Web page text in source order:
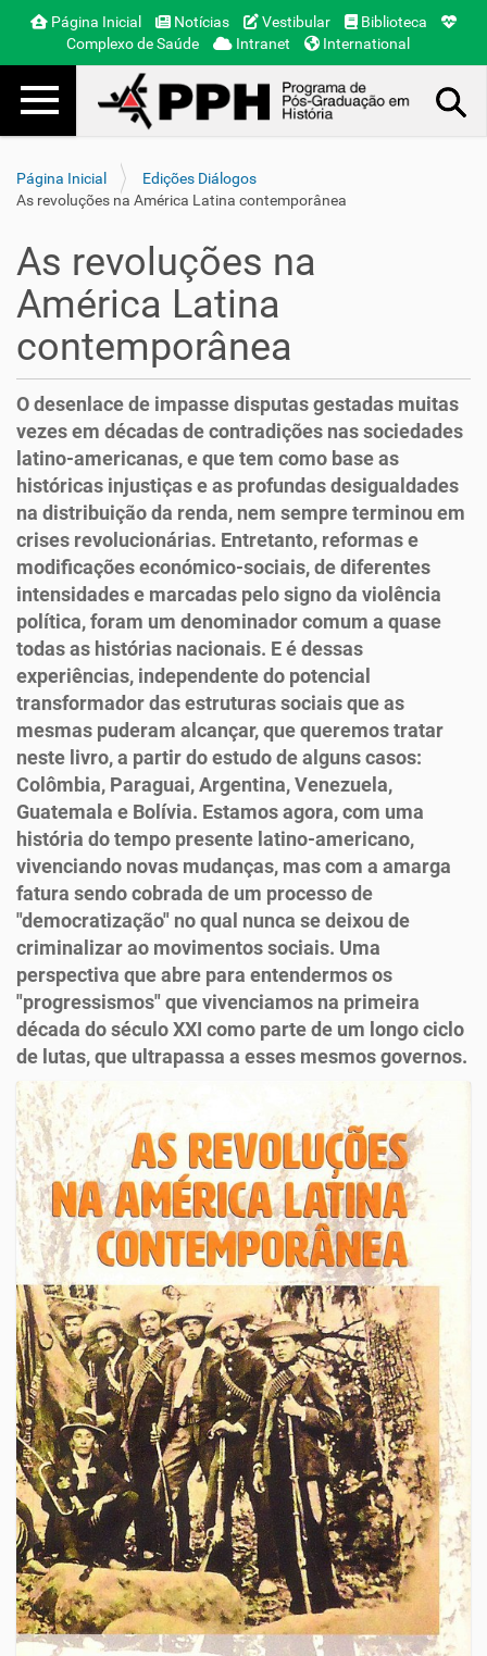
Página Inicial Notícias Vestibular
Biblioteca
Complexo de Saúde
Intranet International
Toggle navigation
Página Inicial
Edições Diálogos
As revoluções na América Latina contemporânea
As revoluções na
América Latina
contemporânea
O desenlace de impasse disputas gestadas muitas
vezes em décadas de contradições nas sociedades
latino-americanas, e que tem como base as
históricas injustiças e as profundas desigualdades
na distribuição da renda, nem sempre terminou em
crises revolucionárias. Entretanto, reformas e
modificações económico-sociais, de diferentes
intensidades e marcadas pelo signo da violência
política, foram um denominador comum a quase
todas as histórias nacionais. E é dessas
experiências, independente do potencial
transformador das estruturas sociais que as
mesmas puderam alcançar, que queremos tratar
neste livro, a partir do estudo de alguns casos:
Colômbia, Paraguai, Argentina, Venezuela,
Guatemala e Bolívia. Estamos agora, com uma
história do tempo presente latino-americano,
vivenciando novas mudanças, mas com a amarga
fatura sendo cobrada de um processo de
"democratização" no qual nunca se deixou de
criminalizar ao movimentos sociais. Uma
perspectiva que abre para entendermos os
"progressismos" que vivenciamos na primeira
década do século XXI como parte de um longo ciclo
de lutas, que ultrapassa a esses mesmos governos.